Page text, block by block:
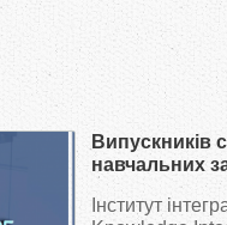
Випускників
навчальних
поглибити
думки
Інститут